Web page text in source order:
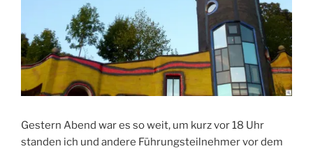
Gestern Abend war es so weit, um kurz vor 18 Uhr
standen ich und andere Führungsteilnehmer vor dem